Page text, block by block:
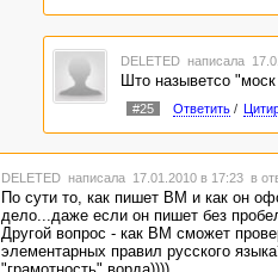
DELETED написала
Што назыветсо
#25 Ответить/
DELETED написала 17.01.2010 в 17:23 в
По сути то, как пишет ВМ и как он
дело...даже если он пишет без
Другой вопрос - как ВМ сможет
элементарных правил русского